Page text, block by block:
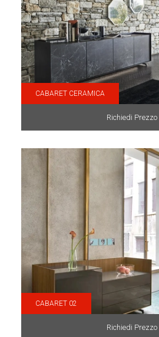
CABARET CERAMICA
Richiedi Prezzo
CABARET 02
Richiedi Prezzo